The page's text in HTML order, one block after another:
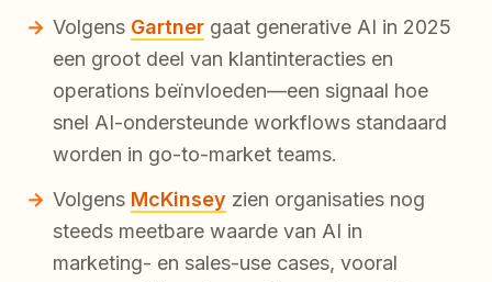
Volgens Gartner gaat generative AI in 2025
een groot deel van klantinteracties en
operations beïnvloeden—een signaal hoe
snel AI-ondersteunde workflows standaard
worden in go-to-market teams.
Volgens McKinsey zien organisaties nog
steeds meetbare waarde van AI in
marketing- en sales-use cases, vooral